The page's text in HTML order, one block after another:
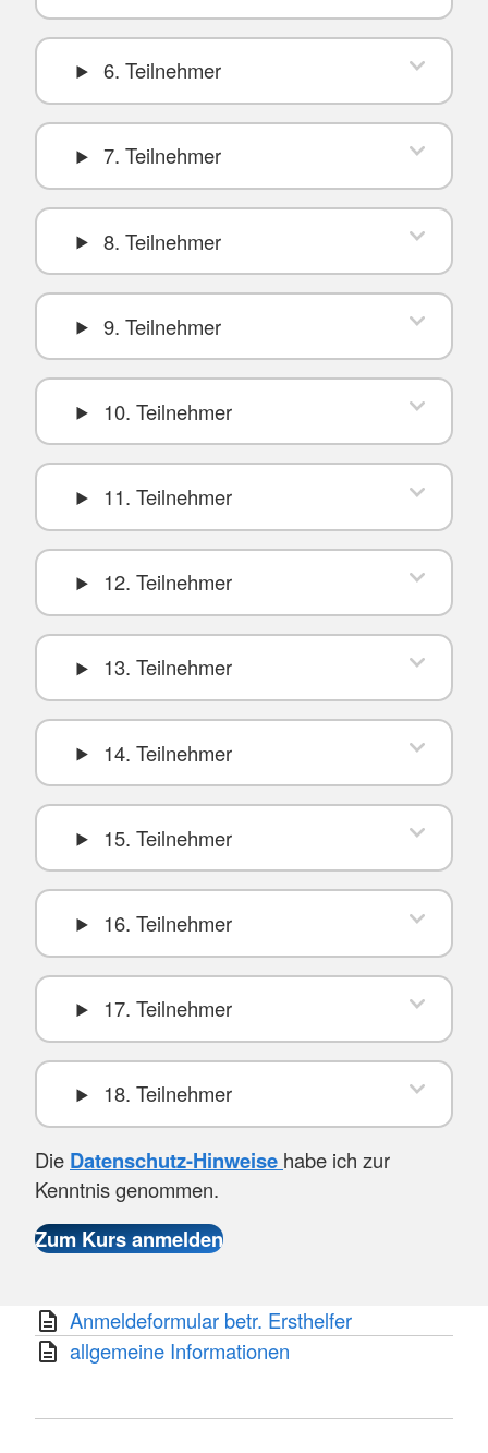
6. Teilnehmer
7. Teilnehmer
8. Teilnehmer
9. Teilnehmer
10. Teilnehmer
11. Teilnehmer
12. Teilnehmer
13. Teilnehmer
14. Teilnehmer
15. Teilnehmer
16. Teilnehmer
17. Teilnehmer
18. Teilnehmer
Die Datenschutz-Hinweise habe ich zur
Kenntnis genommen.
Anmeldeformular betr. Ersthelfer
allgemeine Informationen